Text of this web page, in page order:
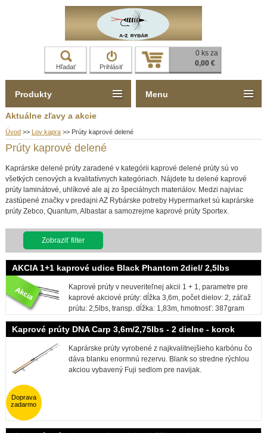
Hľadať Prihlásiť
0 ks za
0,00 €
Aktuálne zľavy a akcie
Úvod >> Lov kapra >> Prúty kaprové delené
Prúty kaprové delené
Kaprárske delené prúty zaradené v kategórii kaprové delené prúty sú vo
všetkých cenových a kvalitatívnych kategóriach. Nájdete tu delené kaprové
prúty laminátové, uhlíkové ale aj zo špeciálnych materiálov. Medzi najviac
zastúpené značky v predajni AZ Rybárske potreby Hypermarket sú kaprárske
prúty Zebco, Quantum, Albastar a samozrejme kaprové prúty Sportex.
Zobraziť filter
AKCIA 1+1 kaprové udice Black Phantom 2diel/ 2,5lbs
Kaprové prúty v neuveriteľnej akcii 1 + 1, parametre pre
kaprové akciové prúty: dĺžka 3,6m, počet dielov: 2, záťaž
prútu: 2,5lbs, transp. dĺžka: 1,83m, hmotnosť: 387gram
Kaprové prúty DNA Carp 3,6m/2,75lbs - 2 dielne - korok
Kaprárske prúty vyrobené z najkvalitnejšieho karbónu čo
dáva blanku enormnú rezervu. Blank so stredne rýchlou
akciou vybavený Fuji sedlom pre navijak.
Doprava
zadarmo
Produkty Menu